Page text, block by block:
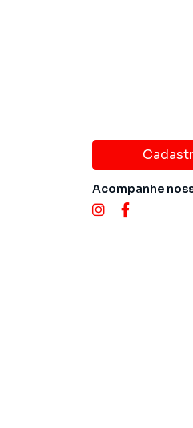
Acompanhe